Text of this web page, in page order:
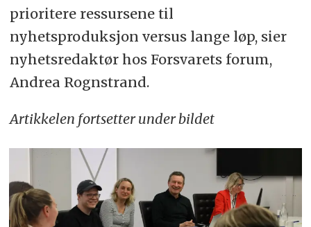
prioritere ressursene til
nyhetsproduksjon versus lange løp, sier
nyhetsredaktør hos Forsvarets forum,
Andrea Rognstrand.
Artikkelen fortsetter under bildet